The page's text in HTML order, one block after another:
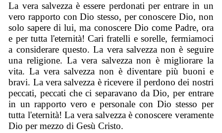
La vera salvezza è essere perdonati per entrare in un
vero rapporto con Dio stesso, per conoscere Dio, non
solo sapere di lui, ma conoscere Dio come Padre, ora
e per tutta l'eternità! Cari fratelli e sorelle, fermiamoci
a considerare questo. La vera salvezza non è seguire
una religione. La vera salvezza non è migliorare la
vita. La vera salvezza non è diventare più buoni e
bravi. La vera salvezza è ricevere il perdono dei nostri
peccati, peccati che ci separavano da Dio, per entrare
in un rapporto vero e personale con Dio stesso per
tutta l'eternità! La vera salvezza è conoscere veramente
Dio per mezzo di Gesù Cristo.